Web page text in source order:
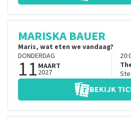
MARISKA BAUER
Maris, wat eten we vandaag?
DONDERDAG
11 MAART
2027
BEKIJK